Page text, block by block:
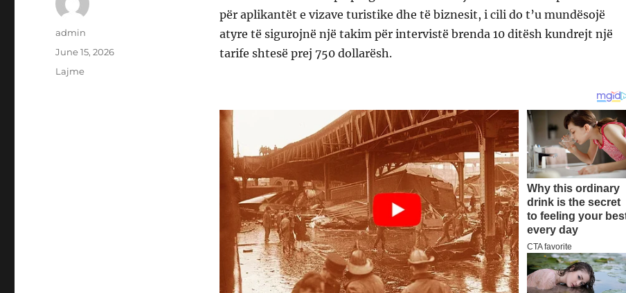
për aplikantët e vizave turistike dhe të biznesit, i cili do t’u mundësojë
atyre të sigurojnë një takim për intervistë brenda 10 ditësh kundrejt një
tarife shtesë prej 750 dollarësh.
Author
admin
Posted
on
June 15, 2026
Categories
Lajme